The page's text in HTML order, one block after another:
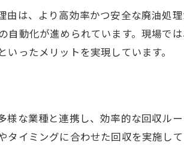
支える持続可能社会
技術の将来展望を紹介
が描く次世代社会
組みが次世代へ与える影響
推進で描く未来型コミュニティ
は、より高効率かつ安全な廃油処
動化が進められています。現場で
ったメリットを実現しています。
な業種と連携し、効率的な回収ル
イミングに合わせた回収を実施し